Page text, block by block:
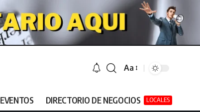
Aa
EVENTOS DIRECTORIO DE NEGOCIOS LOCALES